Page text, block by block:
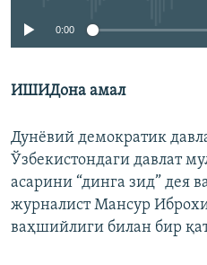
0:00
ИШИДона амал
Дунëвий демократик
Ўзбекистондаги давлат
асарини “динга зид” дея
журналист Мансур
ваҳшийлиги билан бир